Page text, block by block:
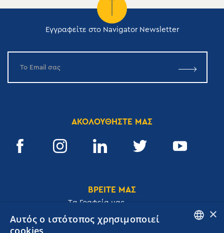
Εγγραφείτε στο Navigator Newsletter
ΑΚΟΛΟΥΘΗΣΤΕ ΜΑΣ
ΒΡΕΙΤΕ ΜΑΣ
Tα Γραφεία μας
×
Αυτός ο ιστότοπος χρησιμοποιεί
cookies